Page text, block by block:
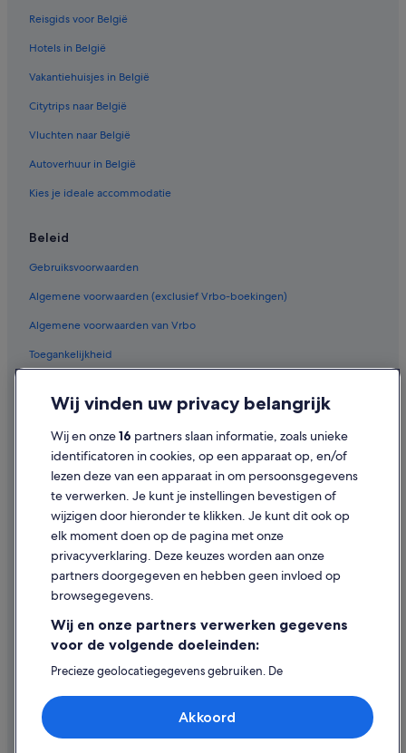
Hotels in Málaga
Hotels met gratis ontbijt in Torremolinos
Hotels met zwembad in Torremolinos
Budget in Carihuela
Hotels in Torremolinos
Hotels in Benalmádena
Iberostar-Hotels in Benalmádena
Hotels in de buurt van Aqualand Torremolinos
Avonturen in Carihuela
All-Inclusive in Torremolinos
Hotels met restaurant in Benalmádena Pueblo
Huisdiervriendelijke in Carihuela
Villa's in Torremolinos
Hotels met gratis ontbijt in Carihuela
B&B in Benalmádena
Hotels met gratis ontbijt in Benalmádena
Hotels met zwembad in Carihuela
Hotels met 5 sterren in Carihuela
Particuliere vakantiehuizen in Benalmádena Costa
Hotels in Benalmádena Costa
Hotels in Carihuela
Reisgids voor België
Hotels in België
Vakantiehuisjes in België
Citytrips naar België
Vluchten naar België
Autoverhuur in België
Kies je ideale accommodatie
Beleid
Gebruiksvoorwaarden
Algemene voorwaarden (exclusief Vrbo-boekingen)
Algemene voorwaarden van Vrbo
Toegankelijkheid
Cookies
Juridische informatie/Contact
Inhoudsrichtlijnen en inhoud rapporteren
Hulp
Ondersteuning
Je boeking wijzigen of annuleren
Restitutieproces en tijdsbestek
Boek een vlucht met airlinetegoed
Wij vinden uw privacy belangrijk
Wij en onze16 partners slaan informatie, zoals unieke
identificatoren in cookies, op een apparaat op, en/of
lezen deze van een apparaat in om persoonsgegevens
te verwerken. Je kunt je instellingen bevestigen of
wijzigen door hieronder te klikken. Je kunt dit ook op
elk moment doen op de pagina met onze
privacyverklaring. Deze keuzes worden aan onze
partners doorgegeven en hebben geen invloed op
browsegegevens.
Wij en onze partners verwerken gegevens
voor de volgende doeleinden:
Precieze geolocatiegegevens gebruiken. De
Informatie op een apparaat opslaan en/of openen.
Gepersonaliseerde advertenties en content, advertentie-
en contentmetingen, doelgroepenonderzoek en
Akkoord